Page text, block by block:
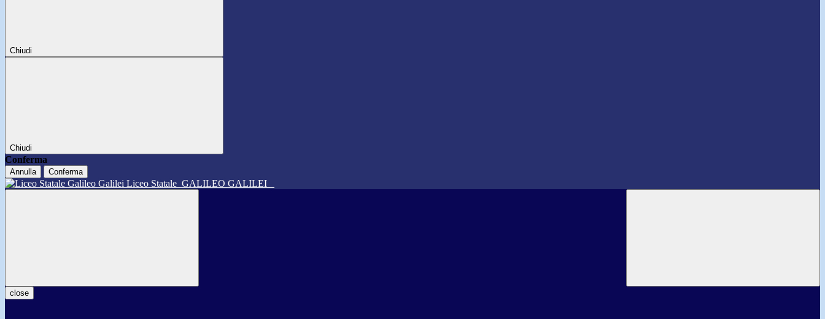
Chiudi
Chiudi
Conferma
Annulla Conferma
Liceo Statale GALILEO GALILEI
close